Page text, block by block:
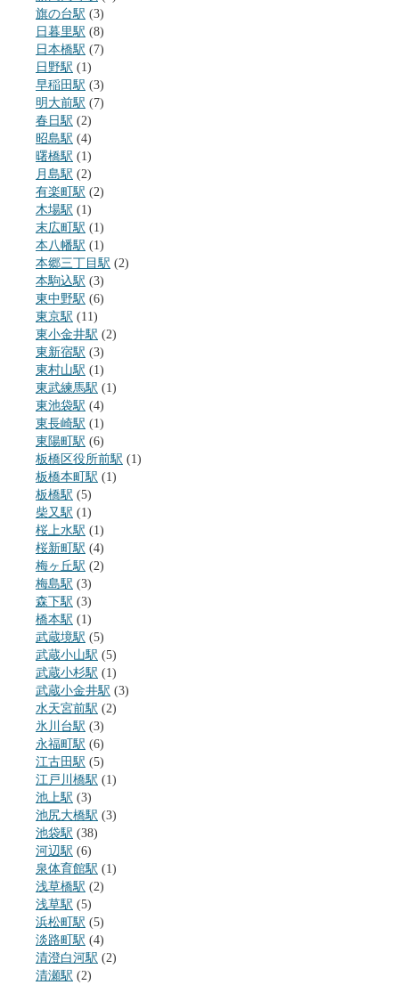
旗の台駅 (3)
日暮里駅 (8)
日本橋駅 (7)
日野駅 (1)
早稲田駅 (3)
明大前駅 (7)
春日駅 (2)
昭島駅 (4)
曙橋駅 (1)
月島駅 (2)
有楽町駅 (2)
木場駅 (1)
末広町駅 (1)
本八幡駅 (1)
本郷三丁目駅 (2)
本駒込駅 (3)
東中野駅 (6)
東京駅 (11)
東小金井駅 (2)
東新宿駅 (3)
東村山駅 (1)
東武練馬駅 (1)
東池袋駅 (4)
東長崎駅 (1)
東陽町駅 (6)
板橋区役所前駅 (1)
板橋本町駅 (1)
板橋駅 (5)
柴又駅 (1)
桜上水駅 (1)
桜新町駅 (4)
梅ヶ丘駅 (2)
梅島駅 (3)
森下駅 (3)
橋本駅 (1)
武蔵境駅 (5)
武蔵小山駅 (5)
武蔵小杉駅 (1)
武蔵小金井駅 (3)
水天宮前駅 (2)
氷川台駅 (3)
永福町駅 (6)
江古田駅 (5)
江戸川橋駅 (1)
池上駅 (3)
池尻大橋駅 (3)
池袋駅 (38)
河辺駅 (6)
泉体育館駅 (1)
浅草橋駅 (2)
浅草駅 (5)
浜松町駅 (5)
淡路町駅 (4)
清澄白河駅 (2)
清瀬駅 (2)